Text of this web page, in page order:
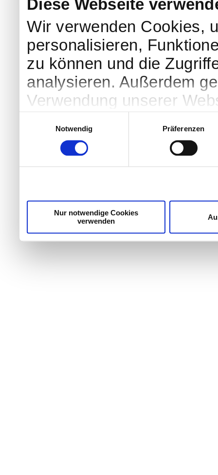
Diese Webseite
Wir verwenden Cookies,
personalisieren,
zu können und die
analysieren. Außerdem
Verwendung unserer
Partner führen diese
weiteren Daten
Notwendig
Präferenzen
Nur notwendige Cookies
verwenden